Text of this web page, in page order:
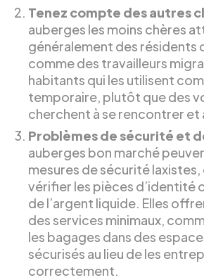
Tenez compte des autres
auberges les moins chères
généralement des résidents
comme des travailleurs
habitants qui les utilisent
temporaire, plutôt que des
cherchent à se rencontrer et
Problèmes de sécurité et
auberges bon marché
mesures de sécurité laxistes,
vérifier les pièces d’identité
de l’argent liquide. Elles
des services minimaux,
les bagages dans des
sécurisés au lieu de les
correctement.